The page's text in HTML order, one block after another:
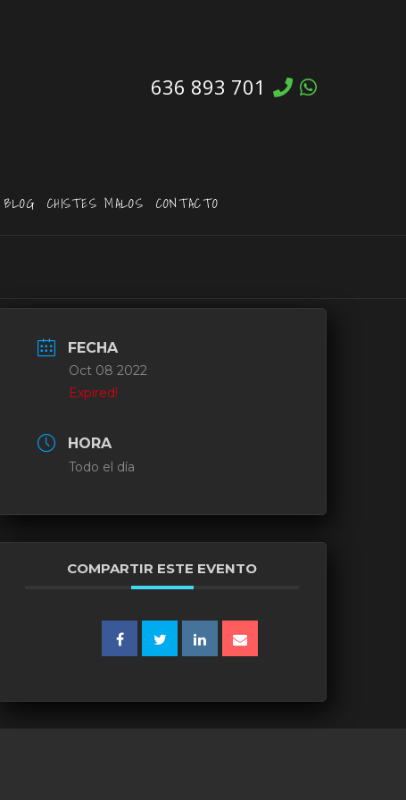
636 893 701
BLOG CHISTES MALOS CONTACTO
FECHA
Oct 08 2022
Expired!
HORA
Todo el día
COMPARTIR ESTE EVENTO